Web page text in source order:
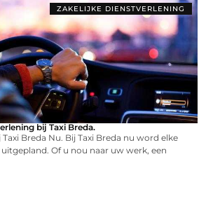
ZAKELIJKE DIENSTVERLENING
bij Taxi Breda.
Breda Nu. Bij Taxi Breda nu word elke
Of u nou naar uw werk, een